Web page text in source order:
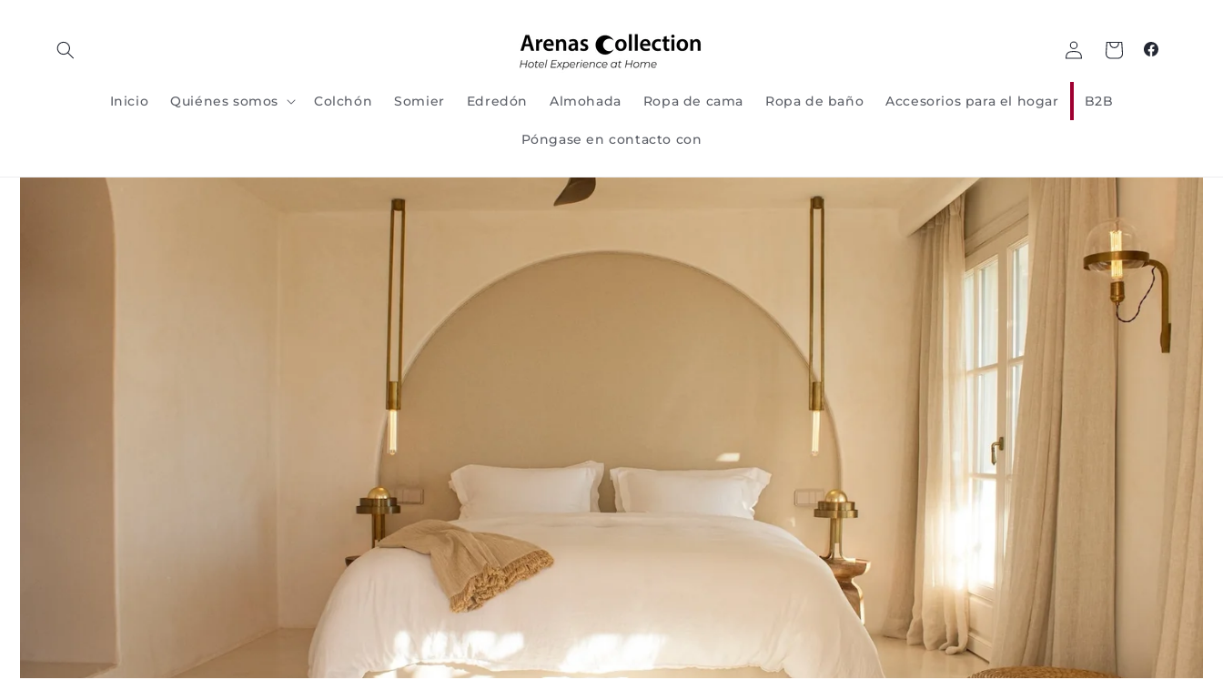
Inicio Quiénes somos Colchón Somier Edredón Almohada Ropa de cama Ropa de baño Accesorios para el hogar B2B
Póngase en contacto con
Log
in
Carrito
Facebook